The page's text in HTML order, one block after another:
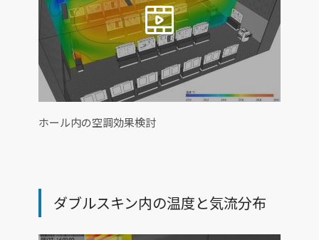
ホール内の空調効果検討
ダブルスキン内の温度と気流分布